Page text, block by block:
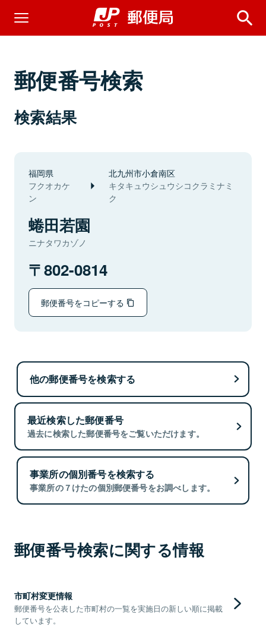
郵便番号検索
検索結果
福岡県
フクオカケ
ン
北九州市小倉南区
キタキュウシュウシコクラミナミ
ク
蜷田若園
ニナタワカゾノ
802-0814
郵便番号をコピーする
他の郵便番号を検索する
最近検索した郵便番号
過去に検索した郵便番号をご覧いただけます。
事業所の個別番号を検索する
事業所の７けたの個別郵便番号をお調べします。
郵便番号検索に関する情報
市町村変更情報
郵便番号を公表した市町村の一覧を実施日の新しい順に掲載
しています。